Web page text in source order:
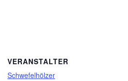
VERANSTALTER
Schwefelhölzer